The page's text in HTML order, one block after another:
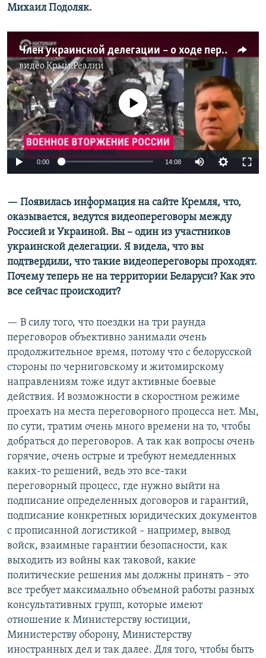
Михаил Подоляк.
Член украинской делегации – о ходе переговоров с Россией
видеоКрым.Реалии
Auto 240p 360p 480p
720p 1080p
No media source currently available
0:00 14:08
360p
480p
1080p
— Появилась информация на сайте Кремля, что,
оказывается, ведутся видеопереговоры между
Россией и Украиной. Вы – один из участников
украинской делегации. Я видела, что вы
подтвердили, что такие видеопереговоры проходят.
Почему теперь не на территории Беларуси? Как это
все сейчас происходит?
— В силу того, что поездки на три раунда
переговоров объективно занимали очень
продолжительное время, потому что с белорусской
стороны по черниговскому и житомирскому
направлениям тоже идут активные боевые
действия. И возможности в скоростном режиме
проехать на места переговорного процесса нет. Мы,
по сути, тратим очень много времени на то, чтобы
добраться до переговоров. А так как вопросы очень
горячие, очень острые и требуют немедленных
каких-то решений, ведь это все-таки
переговорный процесс, где нужно выйти на
подписание определенных договоров и гарантий,
подписание конкретных юридических документов
с прописанной логистикой – например, вывод
войск, взаимные гарантии безопасности, как
выходить из войны как таковой, какие
политические решения мы должны принять – это
все требует максимально объемной работы разных
консультативных групп, которые имеют
отношение к Министерству юстиции,
Министерству оборону, Министерству
иностранных дел и так далее. Для того, чтобы быть